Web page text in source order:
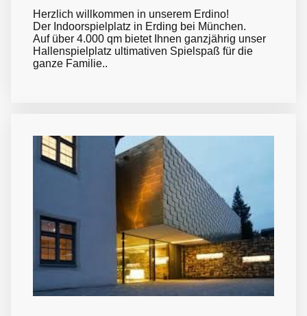
Herzlich willkommen in unserem Erdino!
Der Indoorspielplatz in Erding bei München.
Auf über 4.000 qm bietet Ihnen ganzjährig unser
Hallenspielplatz ultimativen Spielspaß für die
ganze Familie..